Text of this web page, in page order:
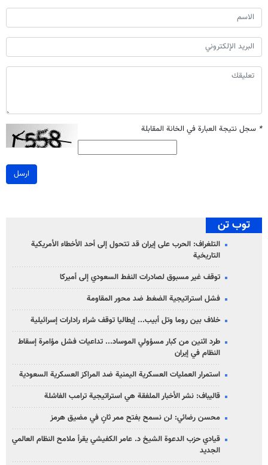
* سجل نتيجة العبارة في الخانة المقابلة
ارسل
توب تن
التلغراف: الحرب على إيران قد تتحول إلى أحد الأخطاء الأمريكية
التاريخية
توقف غير مسبوق لصادرات النفط السعودي إلى أميركا
فشل استراتيجية الضغط ضد محور المقاومة
خلاف بين روما وتل أبيب... إيطاليا توقف شراء رادارات إسرائيلية
طرد اثنين من كبار مسؤولي الموساد... تداعيات فشل مؤامرة إسقاط
النظام في إيران
استمرار العمليات العسكرية اليمنية ضد المراكز العسكرية السعودية
قاليباف: نشر الأخبار الملفقة هي استراتيجية ترامب الفاشلة
محسن رضائي: لن نسمح بفتح ممر ثانٍ في مضيق هرمز
قيادي حزب الدعوة الشيخ د. عامر الكفيشي يقرأ ملامح النظام العالمي
الجديد